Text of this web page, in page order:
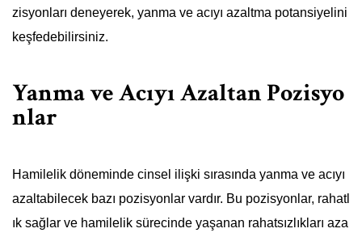
zisyonları deneyerek, yanma ve acıyı azaltma potansiyelini
keşfedebilirsiniz.
Yanma ve Acıyı Azaltan Pozisyo
nlar
Hamilelik döneminde cinsel ilişki sırasında yanma ve acıyı
azaltabilecek bazı pozisyonlar vardır. Bu pozisyonlar, rahatl
ık sağlar ve hamilelik sürecinde yaşanan rahatsızlıkları aza